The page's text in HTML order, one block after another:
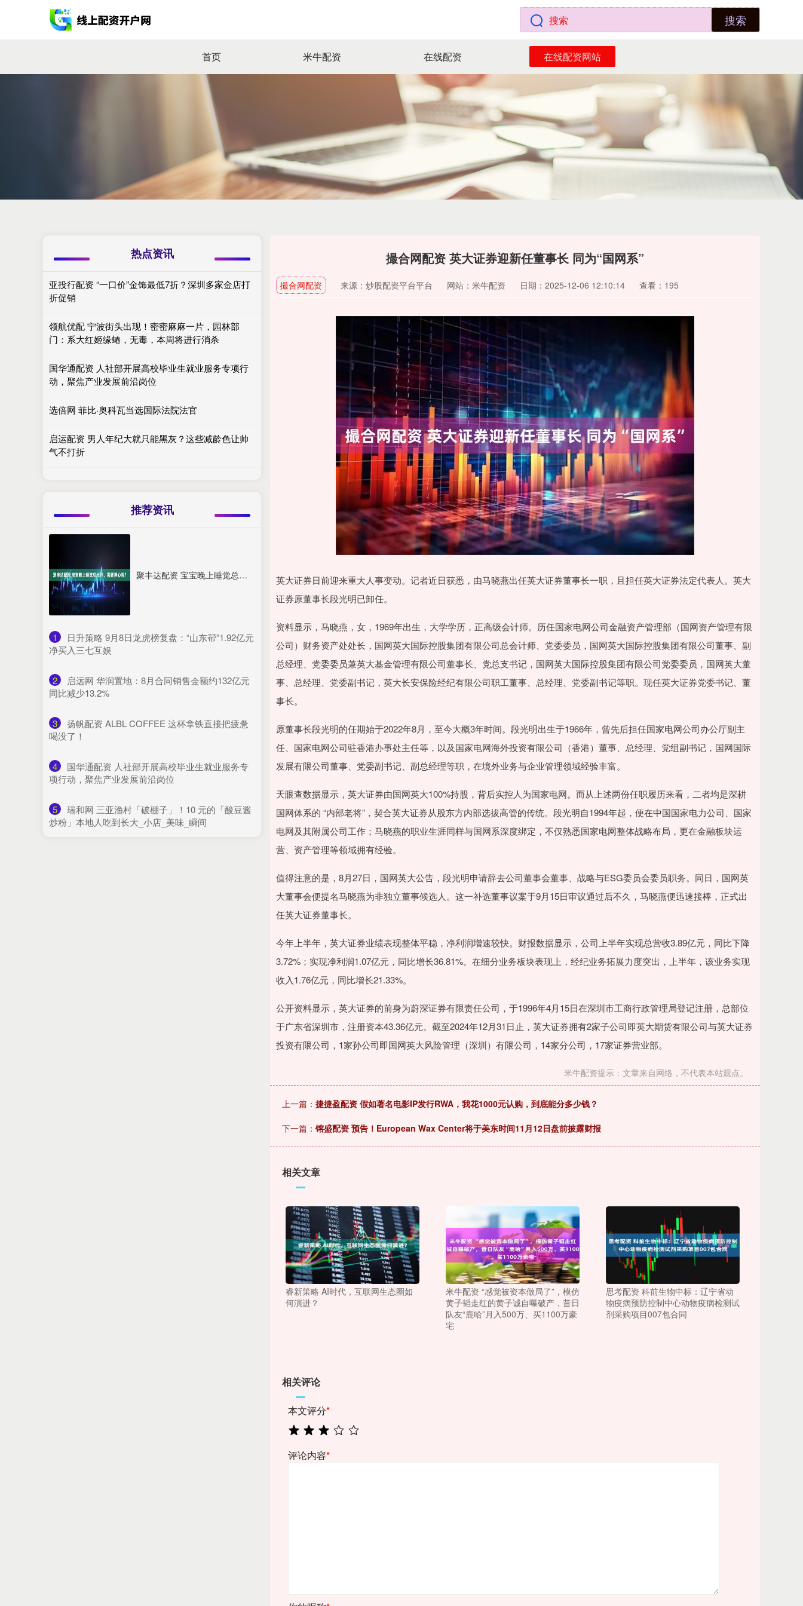
搜索
首页 米牛配资 在线配资 在线配资网站
撮合网配资 英大证券迎新任董事长 同为“国网系”
撮合网配资 来源：炒股配资平台平台 网站：米牛配资 日期：2025-12-06 12:10:14 查看：195
英大证券日前迎来重大人事变动。记者近日获悉，由马晓燕出任英大证券董事长一职，且担任英大证券法定代表人。英大
证券原董事长段光明已卸任。
资料显示，马晓燕，女，1969年出生，大学学历，正高级会计师。历任国家电网公司金融资产管理部（国网资产管理有限
公司）财务资产处处长，国网英大国际控股集团有限公司总会计师、党委委员，国网英大国际控股集团有限公司董事、副
总经理、党委委员兼英大基金管理有限公司董事长、党总支书记，国网英大国际控股集团有限公司党委委员，国网英大董
事、总经理、党委副书记，英大长安保险经纪有限公司职工董事、总经理、党委副书记等职。现任英大证券党委书记、董
事长。
原董事长段光明的任期始于2022年8月，至今大概3年时间。段光明出生于1966年，曾先后担任国家电网公司办公厅副主
任、国家电网公司驻香港办事处主任等，以及国家电网海外投资有限公司（香港）董事、总经理、党组副书记，国网国际
发展有限公司董事、党委副书记、副总经理等职，在境外业务与企业管理领域经验丰富。
天眼查数据显示，英大证券由国网英大100%持股，背后实控人为国家电网。而从上述两份任职履历来看，二者均是深耕
国网体系的 “内部老将”，契合英大证券从股东方内部选拔高管的传统。段光明自1994年起，便在中国国家电力公司、国家
电网及其附属公司工作；马晓燕的职业生涯同样与国网系深度绑定，不仅熟悉国家电网整体战略布局，更在金融板块运
营、资产管理等领域拥有经验。
值得注意的是，8月27日，国网英大公告，段光明申请辞去公司董事会董事、战略与ESG委员会委员职务。同日，国网英
大董事会便提名马晓燕为非独立董事候选人。这一补选董事议案于9月15日审议通过后不久，马晓燕便迅速接棒，正式出
任英大证券董事长。
今年上半年，英大证券业绩表现整体平稳，净利润增速较快。财报数据显示，公司上半年实现总营收3.89亿元，同比下降
3.72%；实现净利润1.07亿元，同比增长36.81%。在细分业务板块表现上，经纪业务拓展力度突出，上半年，该业务实现
收入1.76亿元，同比增长21.33%。
公开资料显示，英大证券的前身为蔚深证券有限责任公司，于1996年4月15日在深圳市工商行政管理局登记注册，总部位
于广东省深圳市，注册资本43.36亿元。截至2024年12月31日止，英大证券拥有2家子公司即英大期货有限公司与英大证券
投资有限公司，1家孙公司即国网英大风险管理（深圳）有限公司，14家分公司，17家证券营业部。
米牛配资提示：文章来自网络，不代表本站观点。
上一篇： 捷捷盈配资 假如著名电影IP发行RWA，我花1000元认购，到底能分多少钱？
下一篇： 镕盛配资 预告！European Wax Center将于美东时间11月12日盘前披露财报
相关文章
睿新策略 AI时代，互联网生态圈如
何演进？
米牛配资 “感觉被资本做局了”，模仿
黄子韬走红的黄子诚自曝破产，昔日
队友“鹿哈”月入500万、买1100万豪
宅
思考配资 科前生物中标：辽宁省动
物疫病预防控制中心动物疫病检测试
剂采购项目007包合同
相关评论
本文评分*
评论内容*
热点资讯
亚投行配资 “一口价”金饰最低7折？深圳多家金店打
折促销
领航优配 宁波街头出现！密密麻麻一片，园林部
门：系大红姬缘蝽，无毒，本周将进行消杀
国华通配资 人社部开展高校毕业生就业服务专项行
动，聚焦产业发展前沿岗位
选倍网 菲比·奥科瓦当选国际法院法官
启运配资 男人年纪大就只能黑灰？这些减龄色让帅
气不打折
推荐资讯
聚丰达配资 宝宝晚上睡觉总出汗，需要担心吗？
1
​日升策略 9月8日龙虎榜复盘：“山东帮”1.92亿元
净买入三七互娱
2
​启远网 华润置地：8月合同销售金额约132亿元
同比减少13.2%
3
​扬帆配资 ALBL COFFEE 这杯拿铁直接把疲惫
喝没了！
4
​国华通配资 人社部开展高校毕业生就业服务专
项行动，聚焦产业发展前沿岗位
5
​瑞和网 三亚渔村「破棚子」！10 元的「酸豆酱
炒粉」本地人吃到长大_小店_美味_瞬间